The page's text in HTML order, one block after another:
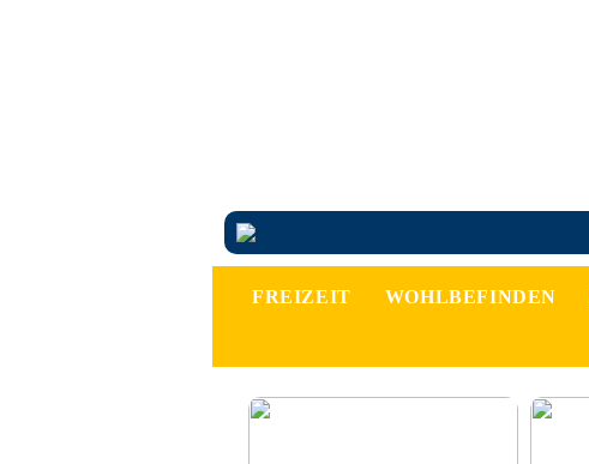
FREIZEIT WOHLBEFINDEN